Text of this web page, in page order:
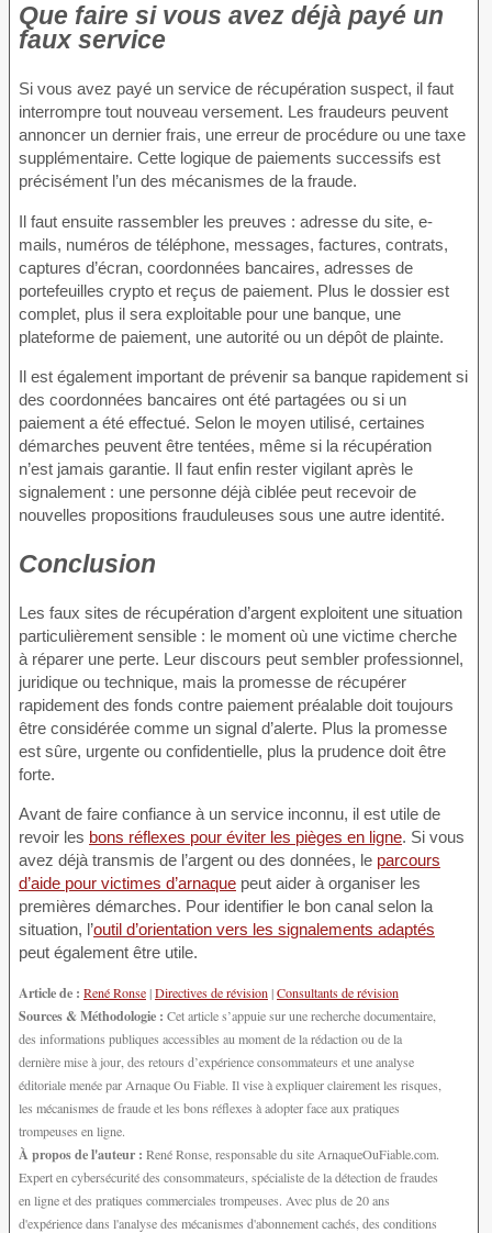
Que faire si vous avez déjà payé un
faux service
Si vous avez payé un service de récupération suspect, il faut
interrompre tout nouveau versement. Les fraudeurs peuvent
annoncer un dernier frais, une erreur de procédure ou une taxe
supplémentaire. Cette logique de paiements successifs est
précisément l’un des mécanismes de la fraude.
Il faut ensuite rassembler les preuves : adresse du site, e-
mails, numéros de téléphone, messages, factures, contrats,
captures d’écran, coordonnées bancaires, adresses de
portefeuilles crypto et reçus de paiement. Plus le dossier est
complet, plus il sera exploitable pour une banque, une
plateforme de paiement, une autorité ou un dépôt de plainte.
Il est également important de prévenir sa banque rapidement si
des coordonnées bancaires ont été partagées ou si un
paiement a été effectué. Selon le moyen utilisé, certaines
démarches peuvent être tentées, même si la récupération
n’est jamais garantie. Il faut enfin rester vigilant après le
signalement : une personne déjà ciblée peut recevoir de
nouvelles propositions frauduleuses sous une autre identité.
Conclusion
Les faux sites de récupération d’argent exploitent une situation
particulièrement sensible : le moment où une victime cherche
à réparer une perte. Leur discours peut sembler professionnel,
juridique ou technique, mais la promesse de récupérer
rapidement des fonds contre paiement préalable doit toujours
être considérée comme un signal d’alerte. Plus la promesse
est sûre, urgente ou confidentielle, plus la prudence doit être
forte.
Avant de faire confiance à un service inconnu, il est utile de
revoir les bons réflexes pour éviter les pièges en ligne. Si vous
avez déjà transmis de l’argent ou des données, le parcours
d’aide pour victimes d’arnaque peut aider à organiser les
premières démarches. Pour identifier le bon canal selon la
situation, l’outil d’orientation vers les signalements adaptés
peut également être utile.
Article de : René Ronse|Directives de révision|Consultants de révision
Sources & Méthodologie : Cet article s’appuie sur une recherche documentaire,
des informations publiques accessibles au moment de la rédaction ou de la
dernière mise à jour, des retours d’expérience consommateurs et une analyse
éditoriale menée par Arnaque Ou Fiable. Il vise à expliquer clairement les risques,
les mécanismes de fraude et les bons réflexes à adopter face aux pratiques
trompeuses en ligne.
À propos de l'auteur : René Ronse, responsable du site ArnaqueOuFiable.com.
Expert en cybersécurité des consommateurs, spécialiste de la détection de fraudes
en ligne et des pratiques commerciales trompeuses. Avec plus de 20 ans
d'expérience dans l'analyse des mécanismes d'abonnement cachés, des conditions